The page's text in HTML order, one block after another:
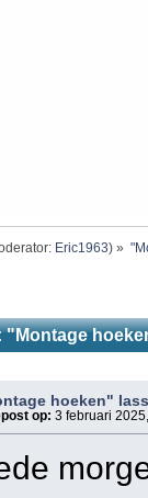
Eric1963) »
hoeken"
op: 3 februari